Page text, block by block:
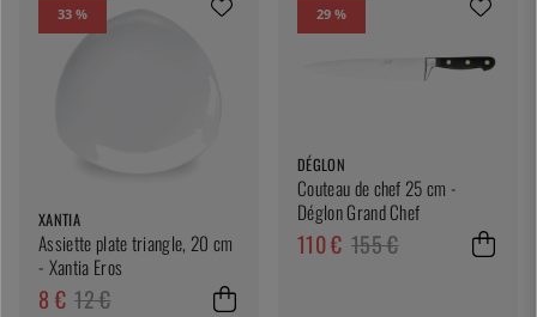
33 %
XANTIA
Assiette plate triangle, 20 cm
- Xantia Eros
8 € 12 €
29 %
DÉGLON
Couteau de chef 25 cm -
Déglon Grand Chef
110 € 155 €